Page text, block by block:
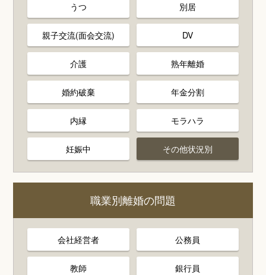
うつ 別居
親子交流(面会交流) DV
介護 熟年離婚
婚約破棄 年金分割
内縁 モラハラ
妊娠中 その他状況別
職業別離婚の問題
会社経営者 公務員
教師 銀行員